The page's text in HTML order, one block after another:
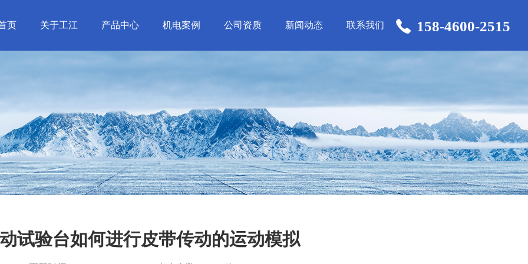
158-4600-2515
页 关于工江 产品中心 机电案例 公司资质 新闻动态 联系我们
试验台如何进行皮带传动的运动模拟